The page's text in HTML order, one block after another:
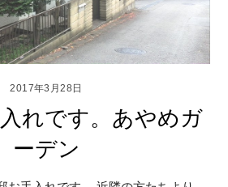
2017年3月28日
れです。あやめガ
ーデン